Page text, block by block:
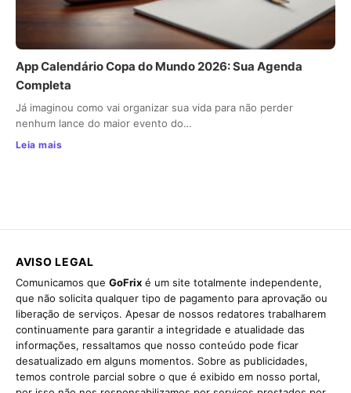
App Calendário Copa do Mundo 2026: Sua Agenda
Completa
Já imaginou como vai organizar sua vida para não perder
nenhum lance do maior evento do…
Leia mais
AVISO LEGAL
Comunicamos que GoFrix é um site totalmente independente,
que não solicita qualquer tipo de pagamento para aprovação ou
liberação de serviços. Apesar de nossos redatores trabalharem
continuamente para garantir a integridade e atualidade das
informações, ressaltamos que nosso conteúdo pode ficar
desatualizado em alguns momentos. Sobre as publicidades,
temos controle parcial sobre o que é exibido em nosso portal,